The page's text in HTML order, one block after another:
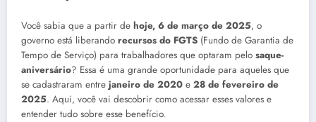
Você sabia que a partir de hoje, 6 de março de 2025, o
governo está liberando recursos do FGTS (Fundo de Garantia de
Tempo de Serviço) para trabalhadores que optaram pelo saque-
aniversário? Essa é uma grande oportunidade para aqueles que
se cadastraram entre janeiro de 2020 e 28 de fevereiro de
2025. Aqui, você vai descobrir como acessar esses valores e
entender tudo sobre esse benefício.